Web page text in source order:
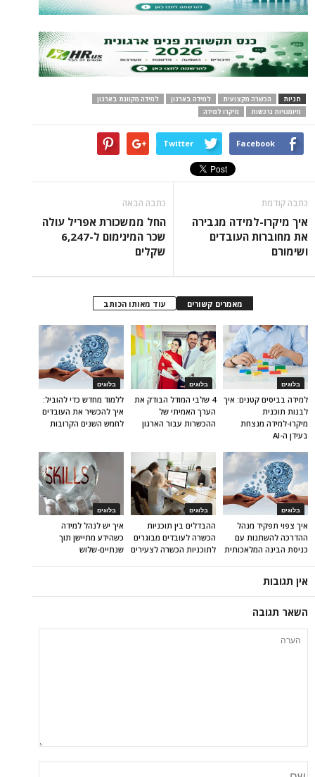
תגיות הכשרה מקצועית למידה בארגון
למידה מקוונת בארגון
מיומנויות נרכשות
מיקרו למידה
Facebook
Twitter
כתבה קודמת
איך מיקרו-למידה מגבירה
את מחוברות העובדים
ושימורם
כתבה הבאה
החל ממשכורת אפריל עולה
שכר המינימום ל-6,247
שקלים
מאמרים קשורים עוד מאותו הכותב
בלוגים
ללמוד מחדש כדי להוביל:
איך להכשיר את העובדים
לחמש השנים הקרובות
בלוגים
4 שלבי המודל הבודק את
הערך האמיתי של
ההכשרות עבור הארגון
בלוגים
למידה בביסים קטנים: איך
לבנות תוכנית
מיקרו-למידה מנצחת
בעידן ה-AI
בלוגים
איך יש לנהל למידה
כשהידע מתיישן תוך
שנתיים-שלוש
בלוגים
ההבדלים בין תוכניות
הכשרה לעובדים מבוגרים
לתוכניות הכשרה לצעירים
בלוגים
איך צפוי תפקיד מנהל
ההדרכה להשתנות עם
כניסת הבינה המלאכותית
אין תגובות
השאר תגובה